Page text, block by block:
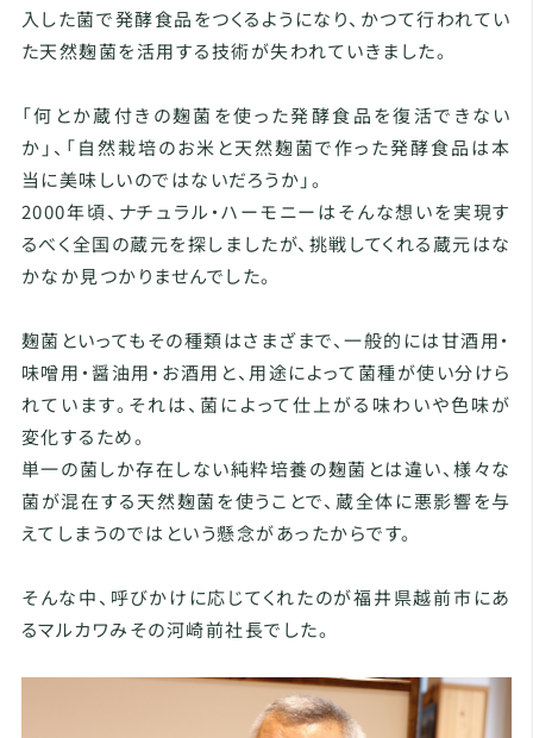
入した菌で発酵食品をつくるようになり、かつて行われてい
た天然麹菌を活用する技術が失われていきました。
「何とか蔵付きの麹菌を使った発酵食品を復活できない
か」、「自然栽培のお米と天然麹菌で作った発酵食品は本
当に美味しいのではないだろうか」。
2000年頃、ナチュラル・ハーモニーはそんな想いを実現す
るべく全国の蔵元を探しましたが、挑戦してくれる蔵元はな
かなか見つかりませんでした。
麹菌といってもその種類はさまざまで、一般的には甘酒用・
味噌用・醤油用・お酒用と、用途によって菌種が使い分けら
れています。それは、菌によって仕上がる味わいや色味が
変化するため。
単一の菌しか存在しない純粋培養の麹菌とは違い、様々な
菌が混在する天然麹菌を使うことで、蔵全体に悪影響を与
えてしまうのではという懸念があったからです。
そんな中、呼びかけに応じてくれたのが福井県越前市にあ
るマルカワみその河崎前社長でした。